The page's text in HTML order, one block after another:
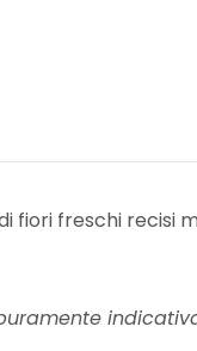
fiori freschi recisi